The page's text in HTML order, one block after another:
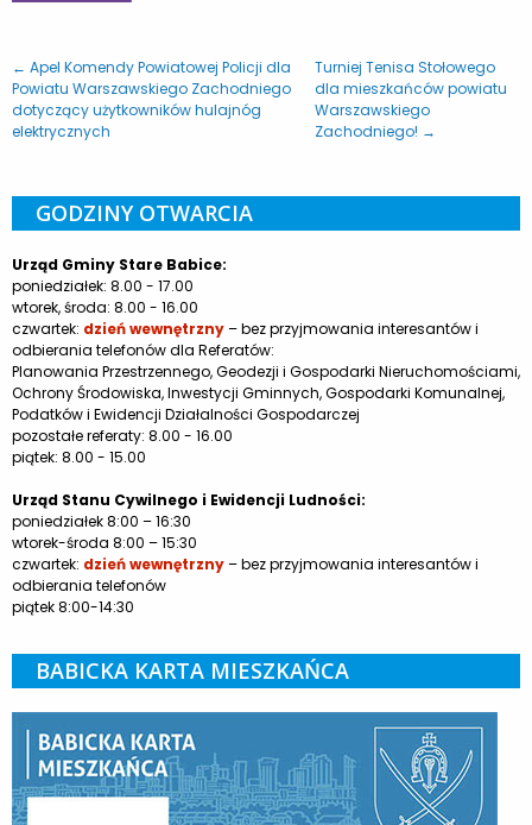
← Apel Komendy Powiatowej Policji dla
Powiatu Warszawskiego Zachodniego
dotyczący użytkowników hulajnóg
elektrycznych
Turniej Tenisa Stołowego
dla mieszkańców powiatu
Warszawskiego
Zachodniego! →
GODZINY OTWARCIA
Urząd Gminy Stare Babice:
poniedziałek: 8.00 - 17.00
wtorek, środa: 8.00 - 16.00
czwartek: dzień wewnętrzny– bez przyjmowania interesantów i
odbierania telefonów dla Referatów:
Planowania Przestrzennego, Geodezji i Gospodarki Nieruchomościami,
Ochrony Środowiska, Inwestycji Gminnych, Gospodarki Komunalnej,
Podatków i Ewidencji Działalności Gospodarczej
pozostałe referaty: 8.00 - 16.00
piątek: 8.00 - 15.00
Urząd Stanu Cywilnego i Ewidencji Ludności:
poniedziałek 8:00 – 16:30
wtorek-środa 8:00 – 15:30
czwartek: dzień wewnętrzny– bez przyjmowania interesantów i
odbierania telefonów
piątek 8:00-14:30
BABICKA KARTA MIESZKAŃCA